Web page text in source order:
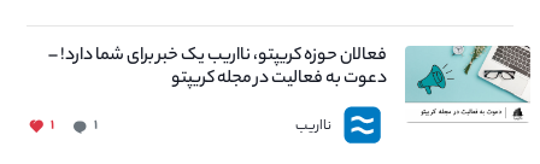
فعالان حوزه کریپتو، نااریب یک خبر برای شما دارد! –
دعوت به فعالیت در مجله کریپتو
نااریب ۱ ۱